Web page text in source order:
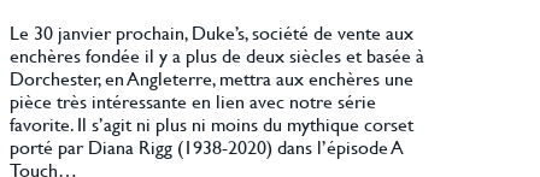
Le 30 janvier prochain, Duke’s, société de vente aux
enchères fondée il y a plus de deux siècles et basée à
Dorchester, en Angleterre, mettra aux enchères une
pièce très intéressante en lien avec notre série
favorite. Il s’agit ni plus ni moins du mythique corset
porté par Diana Rigg (1938-2020) dans l’épisode A
Touch…